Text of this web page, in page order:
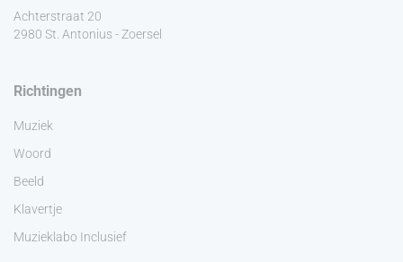
Achterstraat 20
2980 St. Antonius - Zoersel
Richtingen
Muziek
Woord
Beeld
Klavertje
Muzieklabo Inclusief